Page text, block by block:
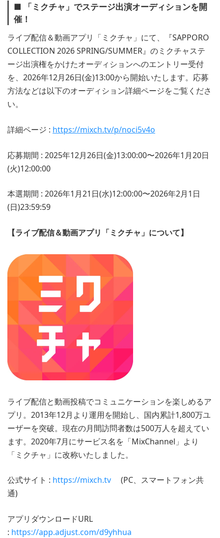
■ 「ミクチャ」でステージ出演オーディションを開
催！
ライブ配信＆動画アプリ「ミクチャ」にて、『SAPPORO
COLLECTION 2026 SPRING/SUMMER』のミクチャステ
ージ出演権をかけたオーディションへのエントリー受付
を、2026年12月26日(金)13:00から開始いたします。応募
方法などは以下のオーディション詳細ページをご覧くださ
い。
詳細ページ : https://mixch.tv/p/noci5v4o
応募期間 : 2025年12月26日(金)13:00:00〜2026年1月20日
(火)12:00:00
本選期間 : 2026年1月21日(水)12:00:00〜2026年2月1日
(日)23:59:59
【ライブ配信＆動画アプリ「ミクチャ」について】
ライブ配信と動画投稿でコミュニケーションを楽しめるア
プリ。2013年12月より運用を開始し、国内累計1,800万ユ
ーザーを突破。現在の月間訪問者数は500万人を超えてい
ます。2020年7月にサービス名を「MixChannel」より
「ミクチャ」に改称いたしました。
公式サイト : https://mixch.tv (PC、スマートフォン共
通)
アプリダウンロードURL
: https://app.adjust.com/d9yhhua